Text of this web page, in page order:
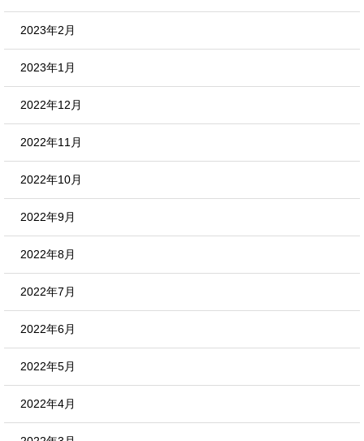
2023年2月
2023年1月
2022年12月
2022年11月
2022年10月
2022年9月
2022年8月
2022年7月
2022年6月
2022年5月
2022年4月